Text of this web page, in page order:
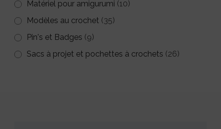
Matériel pour amigurumi (10)
Modèles au crochet (35)
Pin's et Badges (9)
Sacs à projet et pochettes à crochets (26)